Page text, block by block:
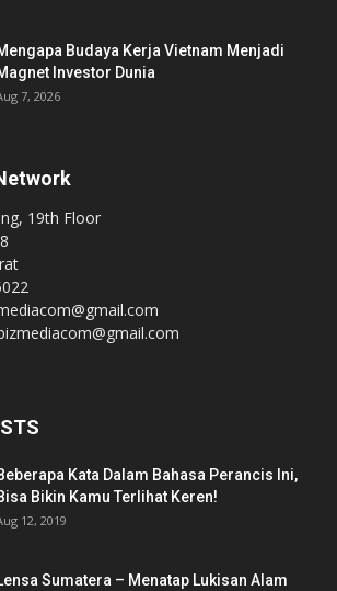
Budaya Kerja Vietnam Menjadi
Investor Dunia
7, 2026
19th Floor
Kata Dalam Bahasa Perancis Ini,
Bikin Kamu Terlihat Keren!
12, 2019
Sumatera – Menatap Lukisan Alam